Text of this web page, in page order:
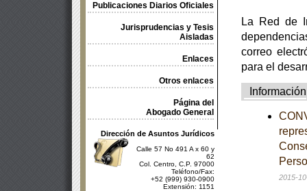
Publicaciones Diarios Oficiales
Jurisprudencias y Tesis
Aisladas
Enlaces
Otros enlaces
Página del
Abogado General
Dirección de Asuntos Jurídicos
Calle 57 No 491 A x 60 y
62
Col. Centro, C.P. 97000
Teléfono/Fax:
+52 (999) 930-0900
Extensión: 1151
La Red de
correo
para el
Información
2015-